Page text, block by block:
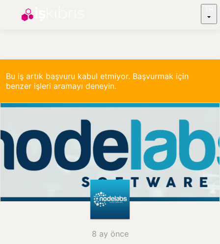
Bu iş artık başvuru kabul etmiyor. Başvurmak için
benzer işleri aramayı deneyin.
8 ay önce